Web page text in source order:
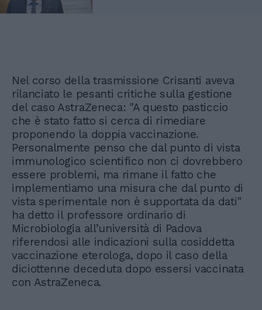
Nel corso della trasmissione Crisanti aveva
rilanciato le pesanti critiche sulla gestione
del caso AstraZeneca: "A questo pasticcio
che è stato fatto si cerca di rimediare
proponendo la doppia vaccinazione.
Personalmente penso che dal punto di vista
immunologico scientifico non ci dovrebbero
essere problemi, ma rimane il fatto che
implementiamo una misura che dal punto di
vista sperimentale non è supportata da dati"
ha detto il professore ordinario di
Microbiologia all’università di Padova
riferendosi alle indicazioni sulla cosiddetta
vaccinazione eterologa, dopo il caso della
diciottenne deceduta dopo essersi vaccinata
con AstraZeneca.